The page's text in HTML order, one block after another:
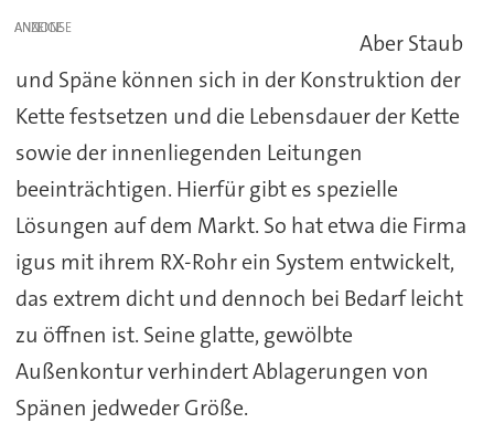
ANZEIGE
Aber Staub
und Späne können sich in der Konstruktion der
Kette festsetzen und die Lebensdauer der Kette
sowie der innenliegenden Leitungen
beeinträchtigen. Hierfür gibt es spezielle
Lösungen auf dem Markt. So hat etwa die Firma
igus mit ihrem RX-Rohr ein System entwickelt,
das extrem dicht und dennoch bei Bedarf leicht
zu öffnen ist. Seine glatte, gewölbte
Außenkontur verhindert Ablagerungen von
Spänen jedweder Größe.